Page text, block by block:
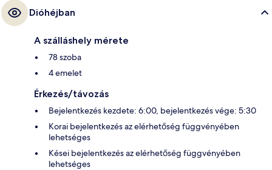
Dióhéjban
A szálláshely mérete
78 szoba
4 emelet
Érkezés/távozás
Bejelentkezés kezdete: 6:00, bejelentkezés vége: 5:30
Korai bejelentkezés az elérhetőség függvényében
lehetséges
Kései bejelentkezés az elérhetőség függvényében
lehetséges